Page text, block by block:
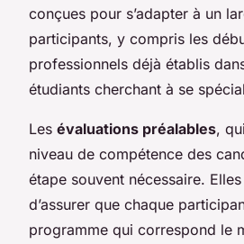
conçues pour s’adapter à un
participants, y compris les
professionnels déjà établis
étudiants cherchant à se
Les évaluations préalables,
niveau de compétence des
étape souvent nécessaire.
d’assurer que chaque
programme qui correspond le